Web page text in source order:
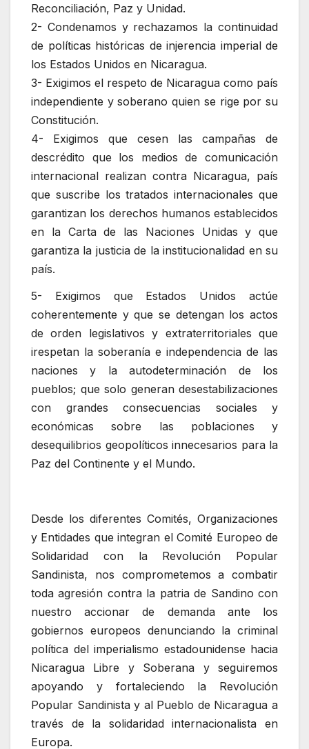
Reconciliación, Paz y Unidad.
2- Condenamos y rechazamos la continuidad
de políticas históricas de injerencia imperial de
los Estados Unidos en Nicaragua.
3- Exigimos el respeto de Nicaragua como país
independiente y soberano quien se rige por su
Constitución.
4- Exigimos que cesen las campañas de
descrédito que los medios de comunicación
internacional realizan contra Nicaragua, país
que suscribe los tratados internacionales que
garantizan los derechos humanos establecidos
en la Carta de las Naciones Unidas y que
garantiza la justicia de la institucionalidad en su
país.
5- Exigimos que Estados Unidos actúe
coherentemente y que se detengan los actos
de orden legislativos y extraterritoriales que
irespetan la soberanía e independencia de las
naciones y la autodeterminación de los
pueblos; que solo generan desestabilizaciones
con grandes consecuencias sociales y
económicas sobre las poblaciones y
desequilibrios geopolíticos innecesarios para la
Paz del Continente y el Mundo.
Desde los diferentes Comités, Organizaciones
y Entidades que integran el Comité Europeo de
Solidaridad con la Revolución Popular
Sandinista, nos comprometemos a combatir
toda agresión contra la patria de Sandino con
nuestro accionar de demanda ante los
gobiernos europeos denunciando la criminal
política del imperialismo estadounidense hacia
Nicaragua Libre y Soberana y seguiremos
apoyando y fortaleciendo la Revolución
Popular Sandinista y al Pueblo de Nicaragua a
través de la solidaridad internacionalista en
Europa.